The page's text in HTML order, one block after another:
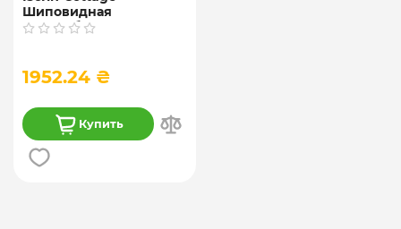
Шиповидная
геомембрана 0.4 мм,
1952.24 ₴
Купить